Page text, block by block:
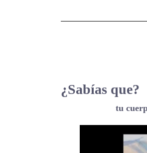
¿Sabías que?
tu cuerpo tiene